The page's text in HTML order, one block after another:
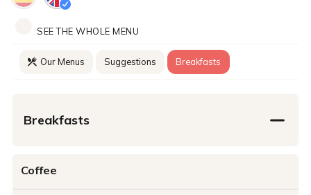
SEE THE WHOLE MENU
Our Menus Suggestions Breakfasts
Breakfasts
Coffee